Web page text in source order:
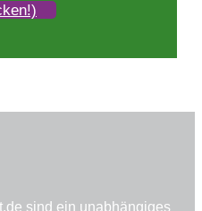
sind ein unabhängiges